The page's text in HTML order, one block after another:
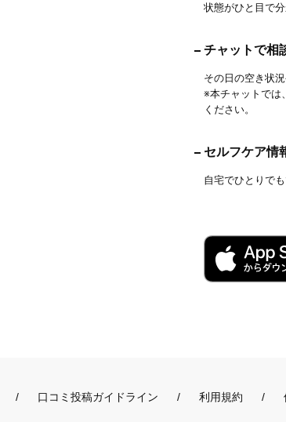
状態がひと目で分
チャットで相
その日の空き状
※本チャットでは
ください。
セルフケア情
自宅でひとりで
口コミ投稿ガイドライン 利用規約